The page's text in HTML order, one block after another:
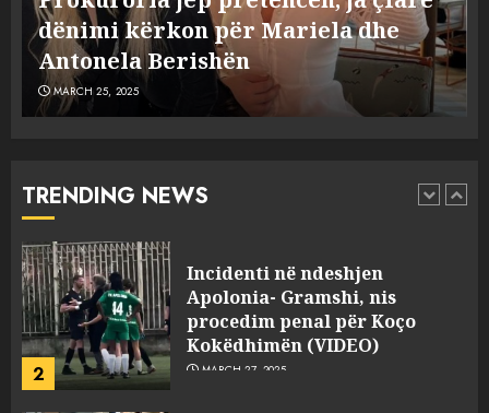
Dumanit flet për PERSONAT që e
plagosën!
MARCH 25, 2025
TRENDING NEWS
5
plagosën!
MARCH 25, 2025
1
Punonjësja e UKT akuzon
pasuri të pajustifikuar
2
Incidenti në ndeshjen
Apolonia- Gramshi, nis
procedim penal për Koço
Kokëdhimën (VIDEO)
MARCH 27, 2025